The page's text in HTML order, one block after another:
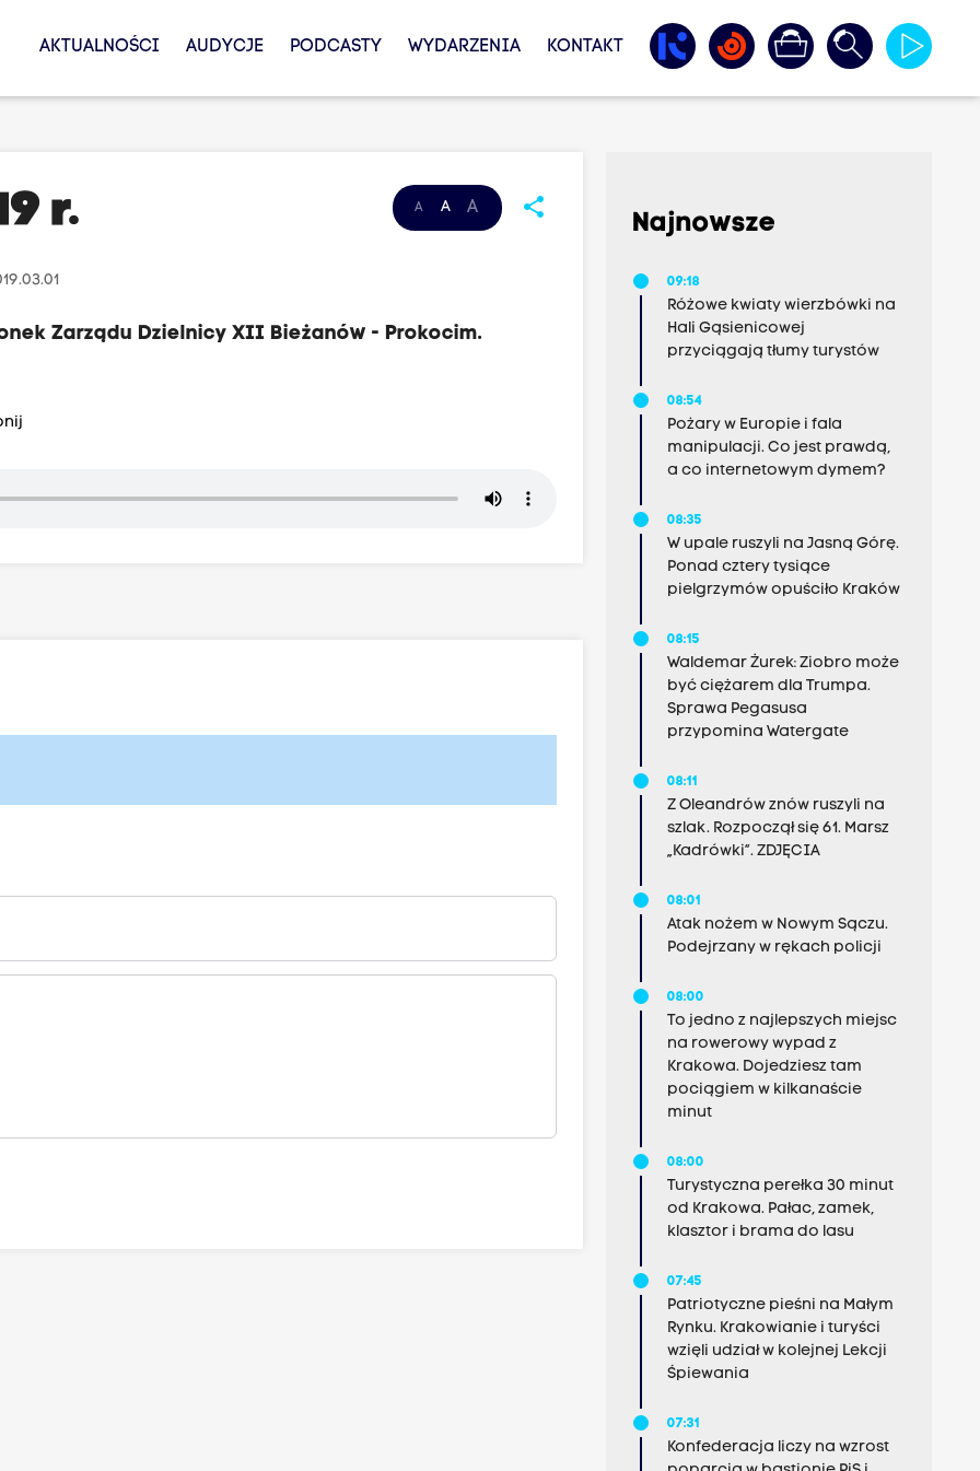
AKTUALNOŚCI AUDYCJE PODCASTY WYDARZENIA KONTAKT
A A A share
r.
Zarządu Dzielnicy XII Bieżanów - Prokocim.
Najnowsze
09:18
Różowe kwiaty wierzbówki na
Hali Gąsienicowej
przyciągają tłumy turystów
08:54
Pożary w Europie i fala
manipulacji. Co jest prawdą,
a co internetowym dymem?
08:35
W upale ruszyli na Jasną Górę.
Ponad cztery tysiące
pielgrzymów opuściło Kraków
08:15
Waldemar Żurek: Ziobro może
być ciężarem dla Trumpa.
Sprawa Pegasusa
przypomina Watergate
08:11
Z Oleandrów znów ruszyli na
szlak. Rozpoczął się 61. Marsz
„Kadrówki”. ZDJĘCIA
08:01
Atak nożem w Nowym Sączu.
Podejrzany w rękach policji
08:00
To jedno z najlepszych miejsc
na rowerowy wypad z
Krakowa. Dojedziesz tam
pociągiem w kilkanaście
minut
08:00
Turystyczna perełka 30 minut
od Krakowa. Pałac, zamek,
klasztor i brama do lasu
07:45
Patriotyczne pieśni na Małym
Rynku. Krakowianie i turyści
wzięli udział w kolejnej Lekcji
Śpiewania
07:31
Konfederacja liczy na wzrost